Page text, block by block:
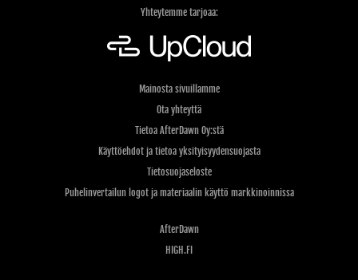
Yhteytemme tarjoaa:
Mainosta sivuillamme
Ota yhteyttä
Tietoa AfterDawn Oy:stä
Käyttöehdot ja tietoa yksityisyydensuojasta
Tietosuojaseloste
Puhelinvertailun logot ja materiaalin käyttö markkinoinnissa
AfterDawn
HIGH.FI